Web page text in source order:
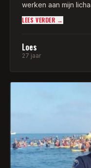
werken aan mijn
Franklin is een
kennen met outdoor
een klein clubje
moeilijk om een
Franklin is een
over heeft, zorgt
voelt, houdt van
hij een heel goede
LEES VERDER →
Loes
27 jaar